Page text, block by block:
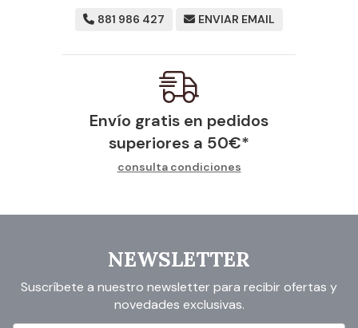
881 986 427 ENVIAR EMAIL
Envío gratis en pedidos
superiores a 50€*
consulta condiciones
NEWSLETTER
Suscríbete a nuestro newsletter para recibir ofertas y
novedades exclusivas.